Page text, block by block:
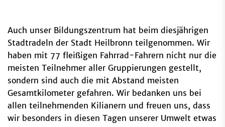
Auch unser Bildungszentrum hat beim diesjährigen
Stadtradeln der Stadt Heilbronn teilgenommen. Wir
haben mit 77 fleißigen Fahrrad-Fahrern nicht nur die
meisten Teilnehmer aller Gruppierungen gestellt,
sondern sind auch die mit Abstand meisten
Gesamtkilometer gefahren. Wir bedanken uns bei
allen teilnehmenden Kilianern und freuen uns, dass
wir besonders in diesen Tagen unserer Umwelt etwas